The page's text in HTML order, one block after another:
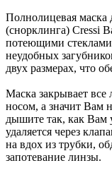
Полнолицевая маска
(снорклинга) Cressi
потеющими
неудобных
двух размерах, что
Маска закрывает все
носом, а значит Вам
дышите так, как Вам
удаляется через
на вдох из трубки,
запотевание линзы.